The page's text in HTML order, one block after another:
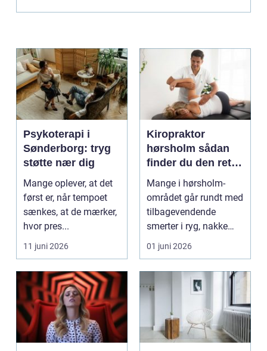
Psykoterapi i
Sønderborg: tryg
støtte nær dig
Mange oplever, at det
først er, når tempoet
sænkes, at de mærker,
hvor pres...
11 juni 2026
Kiropraktor
hørsholm sådan
finder du den rette
behandling i
nordsjælland
Mange i hørsholm-
området går rundt med
tilbagevendende
smerter i ryg, nakke
eller hoved uden at få
01 juni 2026